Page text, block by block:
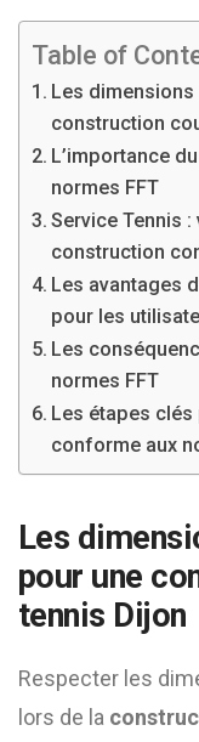
Table of
Les
construction
L’importance
normes FFT
Service Tennis
construction
Les avantages
pour les
Les
normes FFT
Les étapes
conforme aux
Les
pour une
tennis Dijon
Respecter les
lors de la